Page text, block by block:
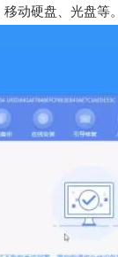
动硬盘、光盘等